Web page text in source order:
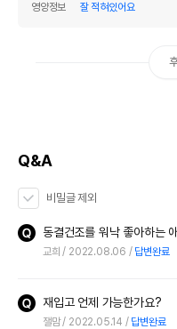
영양정보
잘 적혀있어요
Q&A
비밀글 제외
교희 2022.08.06 답변완료
재입고 언제 가능한가요?
잴맘 2022.05.14 답변완료